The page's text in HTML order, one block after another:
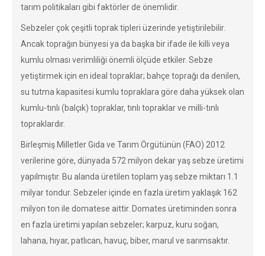
tarım politikaları gibi faktörler de önemlidir.
Sebzeler çok çeşitli toprak tipleri üzerinde yetiştirilebilir.
Ancak toprağın bünyesi ya da başka bir ifade ile killi veya
kumlu olması verimliliği önemli ölçüde etkiler. Sebze
yetiştirmek için en ideal topraklar; bahçe toprağı da denilen,
su tutma kapasitesi kumlu topraklara göre daha yüksek olan
kumlu-tınlı (balçık) topraklar, tınlı topraklar ve milli-tınlı
topraklardır.
Birleşmiş Milletler Gıda ve Tarım Örgütünün (FAO) 2012
verilerine göre, dünyada 572 milyon dekar yaş sebze üretimi
yapılmıştır. Bu alanda üretilen toplam yaş sebze miktarı 1.1
milyar tondur. Sebzeler içinde en fazla üretim yaklaşık 162
milyon ton ile domatese aittir. Domates üretiminden sonra
en fazla üretimi yapılan sebzeler; karpuz, kuru soğan,
lahana, hıyar, patlıcan, havuç, biber, marul ve sarımsaktır.